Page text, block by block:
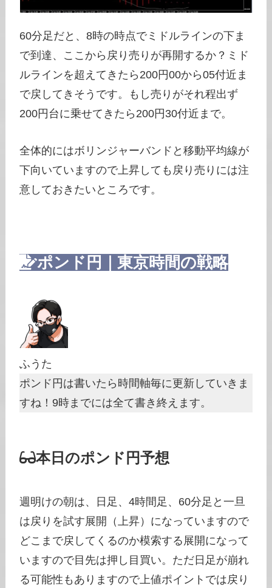
60分足だと、8時の時点でミドルラインの下ま
で到達、ここから戻り売りが再開するか？ミド
ルラインを超えてきたら200円00から05付近ま
で戻してきそうです。もし売りがそれ程出ず
200円台に乗せてきたら200円30付近まで。
全体的にはボリンジャーバンドと移動平均線が
下向いていますので上昇しても戻り売りには注
意しておきたいところです。
ポンド円｜東京時間の戦略
ふうた
ポンド円は書いたら時間軸毎に更新していきま
すね！9時までには全て書き終えます。
本日のポンド円予想
週明けの朝は、日足、4時間足、60分足と一旦
は戻りを試す展開（上昇）になっていますので
どこまで戻してくるのか模索する展開になって
いますので目先は押し目買い。ただ日足が崩れ
る可能性もありますので上値ポイントでは戻り